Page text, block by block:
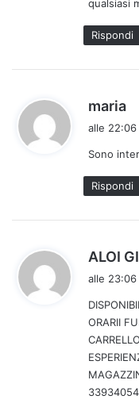
t
qualsiasi
Rispondi
maria
a
e
t
t
alle 22:06
Sono
Rispondi
ALOI
alle 23:06
ORARII